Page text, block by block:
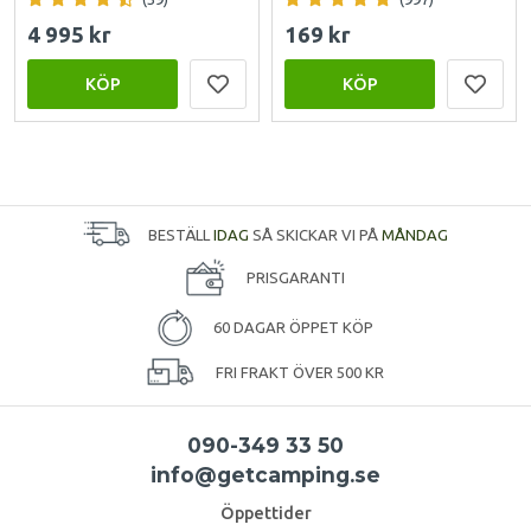
4 995 kr
KÖP
169 kr
KÖP
BESTÄLL IDAG SÅ SKICKAR VI PÅ MÅNDAG
PRISGARANTI
60 DAGAR ÖPPET KÖP
FRI FRAKT ÖVER 500 KR
090-349 33 50
info@getcamping.se
Öppettider